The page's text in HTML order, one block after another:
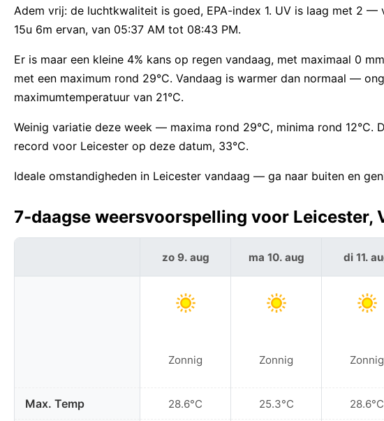
Adem vrij: de luchtkwaliteit is goed, EPA-index 1. UV is laag met 2
15u 6m ervan, van 05:37 AM tot 08:43 PM.
Er is maar een kleine 4% kans op regen vandaag, met maximaal 0
met een maximum rond 29°C. Vandaag is warmer dan normaal —
maximumtemperatuur van 21°C.
Weinig variatie deze week — maxima rond 29°C, minima rond
record voor Leicester op deze datum, 33°C.
Ideale omstandigheden in Leicester vandaag — ga naar buiten en
7-daagse weersvoorspelling voor
Max. Temp
zo 9. aug
Zonnig
28.6°C
ma 10. aug
Zonnig
25.3°C
di 11.
Zonnig
28.6°C